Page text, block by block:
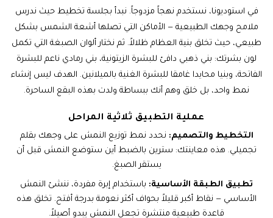
في استوديونا، نستخدم نهجاً مزدوجاً. نبدأ بجلسة تخطيط حيث ندرس
ملامح وجهك الطبيعية — الأماكن التي تصلها أشعة الشمس بشكل
طبيعي، حيث تخلق بنية العظام ظلالاً. ثم نختار ألوان الصبغة التي تكمل
لون بشرتك: بني ذهبي دافئ للبشرة الزيتونية، بني رمادي ناعم للبشرة
الفاتحة، وبنيا محايدا غامقا للبشرة الغنية بالميلانين. الهدف ليس إنشاء
نمط واحد، بل خلق وهم أنك ببساطة ولدت بهذه البقع الساحرة.
عملية التطبيق ثلاثية المراحل
التخطيط والتصميم: نحدد نمط توزيع النمش على وجهك بقلم
تجميلي. هذه معاينتك: سترين بالضبط أين ستوضع النمش قبل أن
يستقر الصبغ.
تطبيق الطبقة الأساسية: باستخدام إبرة مفردة، ننشئ النمش
الأساسي — نقاط أكبر قليلاً بحواف أكثر نعومة بدرجة أفتح. تخلق هذه
قاعدة طبيعية منتشرة تجعل النمش يبدو أصيلاً.